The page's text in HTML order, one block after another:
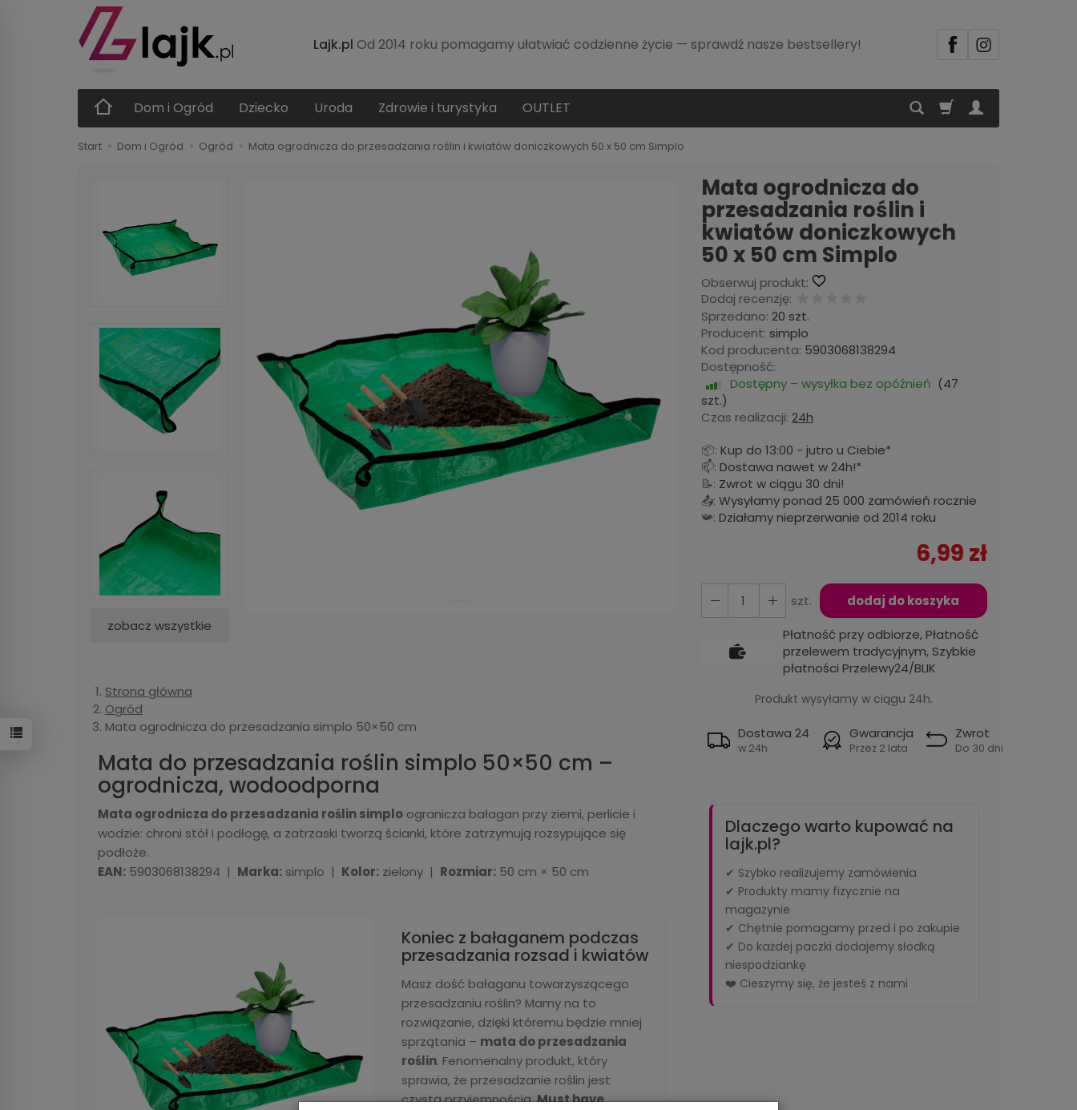
Lajk.pl Od 2014 roku pomagamy ułatwiać codzienne życie — sprawdź nasze bestsellery!
Dom i Ogród Dziecko Uroda Zdrowie i turystyka OUTLET
Start Dom i Ogród Ogród Mata ogrodnicza do przesadzania roślin i kwiatów doniczkowych 50 x 50 cm Simplo
zobacz wszystkie
Mata ogrodnicza do
przesadzania roślin i
kwiatów doniczkowych
50 x 50 cm Simplo
Obserwuj produkt:
Dodaj recenzję:
Sprzedano: 20 szt.
Producent: simplo
Kod producenta: 5903068138294
Dostępność:
Dostępny – wysyłka bez opóźnień (47
szt.)
Czas realizacji: 24h
📦: Kup do 13:00 - jutro u Ciebie*
📫: Dostawa nawet w 24h!*
📝: Zwrot w ciągu 30 dni!
📤: Wysyłamy ponad 25 000 zamówień rocznie
📯: Działamy nieprzerwanie od 2014 roku
6,99 zł
szt.
dodaj do koszyka
Płatność przy odbiorze, Płatność
przelewem tradycyjnym, Szybkie
płatności Przelewy24/BLIK
Produkt wysyłamy w ciągu 24h.
Dostawa 24
w 24h
Gwarancja
Przez 2 lata
Zwrot
Do 30 dni
Strona główna
Ogród
Mata ogrodnicza do przesadzania simplo 50×50 cm
Mata do przesadzania roślin simplo 50×50 cm –
ogrodnicza, wodoodporna
Mata ogrodnicza do przesadzania roślin simplo ogranicza bałagan przy ziemi, perlicie i
wodzie: chroni stół i podłogę, a zatrzaski tworzą ścianki, które zatrzymują rozsypujące się
podłoże.
EAN: 5903068138294 | Marka: simplo | Kolor: zielony | Rozmiar: 50 cm × 50 cm
Koniec z bałaganem podczas
przesadzania rozsad i kwiatów
Masz dość bałaganu towarzyszącego
przesadzaniu roślin? Mamy na to
rozwiązanie, dzięki któremu będzie mniej
sprzątania – mata do przesadzania
roślin. Fenomenalny produkt, który
sprawia, że przesadzanie roślin jest
czystą przyjemnością.Must have
Dlaczego warto kupować na
lajk.pl?
✔ Szybko realizujemy zamówienia
✔ Produkty mamy fizycznie na
magazynie
✔ Chętnie pomagamy przed i po zakupie
✔ Do każdej paczki dodajemy słodką
niespodziankę
❤️ Cieszymy się, że jesteś z nami